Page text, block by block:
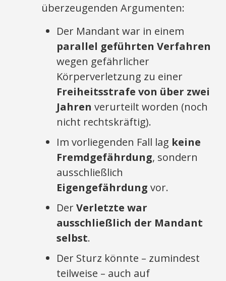
überzeugenden Argumenten:
Der Mandant war in einem
parallel geführten Verfahren
wegen gefährlicher
Körperverletzung zu einer
Freiheitsstrafe von über zwei
Jahren verurteilt worden (noch
nicht rechtskräftig).
Im vorliegenden Fall lag keine
Fremdgefährdung, sondern
ausschließlich
Eigengefährdung vor.
DerVerletzte war
ausschließlich der Mandant
selbst.
Der Sturz könnte – zumindest
teilweise – auch auf